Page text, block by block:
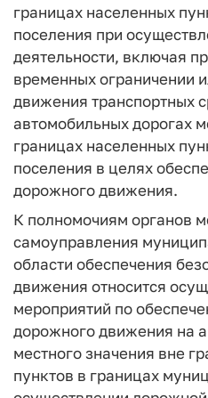
границах населенных
поселения при
деятельности, включая
временных ограничении
движения транспортных
автомобильных дорогах
границах населенных
поселения в целях
дорожного движения.
К полномочиям органов
самоуправления
области обеспечения
движения относится
мероприятий по
дорожного движения на
местного значения вне
пунктов в границах